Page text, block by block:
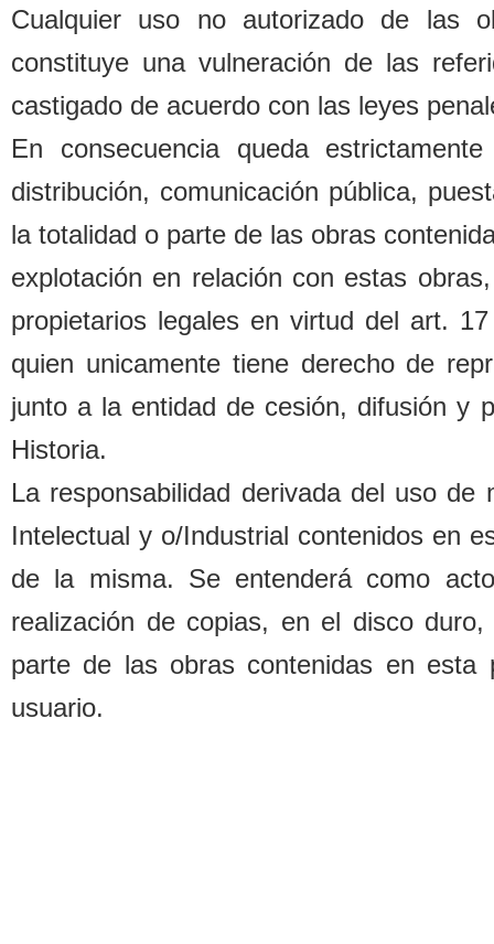
Cualquier uso no autorizado de las o
constituye una vulneración de las
castigado de acuerdo con las leyes
En consecuencia queda
distribución, comunicación pública,
la totalidad o parte de las obras
explotación en relación con estas ob
propietarios legales en virtud del art.
quien unicamente tiene derecho de
junto a la entidad de cesión, difusión y
Historia.
La responsabilidad derivada del uso de
Intelectual y o/Industrial contenidos en
de la misma. Se entenderá como
realización de copias, en el disco
parte de las obras contenidas en esta
usuario.